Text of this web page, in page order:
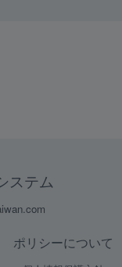
ステム
ポリシーについて